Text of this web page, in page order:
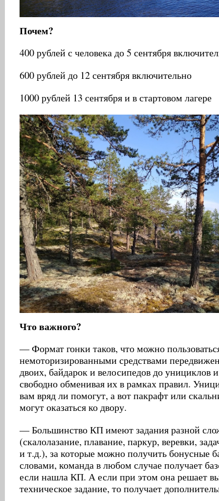
Почем?
400 рублей с человека до 5 сентября
600 рублей до 12 сентября включительно
1000 рублей 13 сентября и в стартовом лагере
Что важного?
— Формат гонки таков, что можно
немоторизированными средствами
двоих, байдарок и велосипедов до унициклов
свободно обменивая их в рамках правил.
вам вряд ли помогут, а вот пакрафт или
могут оказаться ко двору.
— Большинство КП имеют задания разной
(скалолазание, плавание, паркур, веревки,
и т.д.), за которые можно получить бонусные
словами, команда в любом случае получает
если нашла КП. А если при этом она решает
техническое задание, то получает